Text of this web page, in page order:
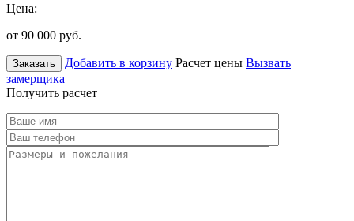
Цена:
от 90 000 руб.
Заказать Добавить в корзину Расчет цены Вызвать
замерщика
Получить расчет